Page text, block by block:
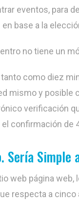
eventos, para
en base a la
no tiene un
como diez
mismo y posible
verificación
el confirmación de
Sería Simple
web página
respecta a